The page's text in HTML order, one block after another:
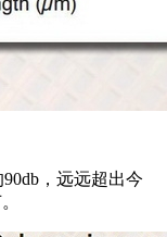
，远远超出今